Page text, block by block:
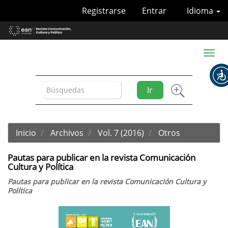
Contenido
principal
Idioma
Registrarse Entrar
Ir
Toggle
Inicio Archivos Vol. 7 (2016) Otros
Pautas para publicar en la revista Comunicación
Cultura y Política
Pautas para publicar en la revista Comunicación Cultura y
Política